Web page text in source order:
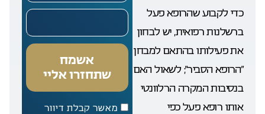
מאשר קבלת דיוור
אשמח
שתחזרו אליי
כדי לקבוע שהרופא פעל
ברשלנות רפואית, יש לבחון
את פעילותו בהתאם למבחן
“הרופא הסביר”; לשאול האם
בנסיבות המקרה הרלוונטי
אותו רופא פעל כפי